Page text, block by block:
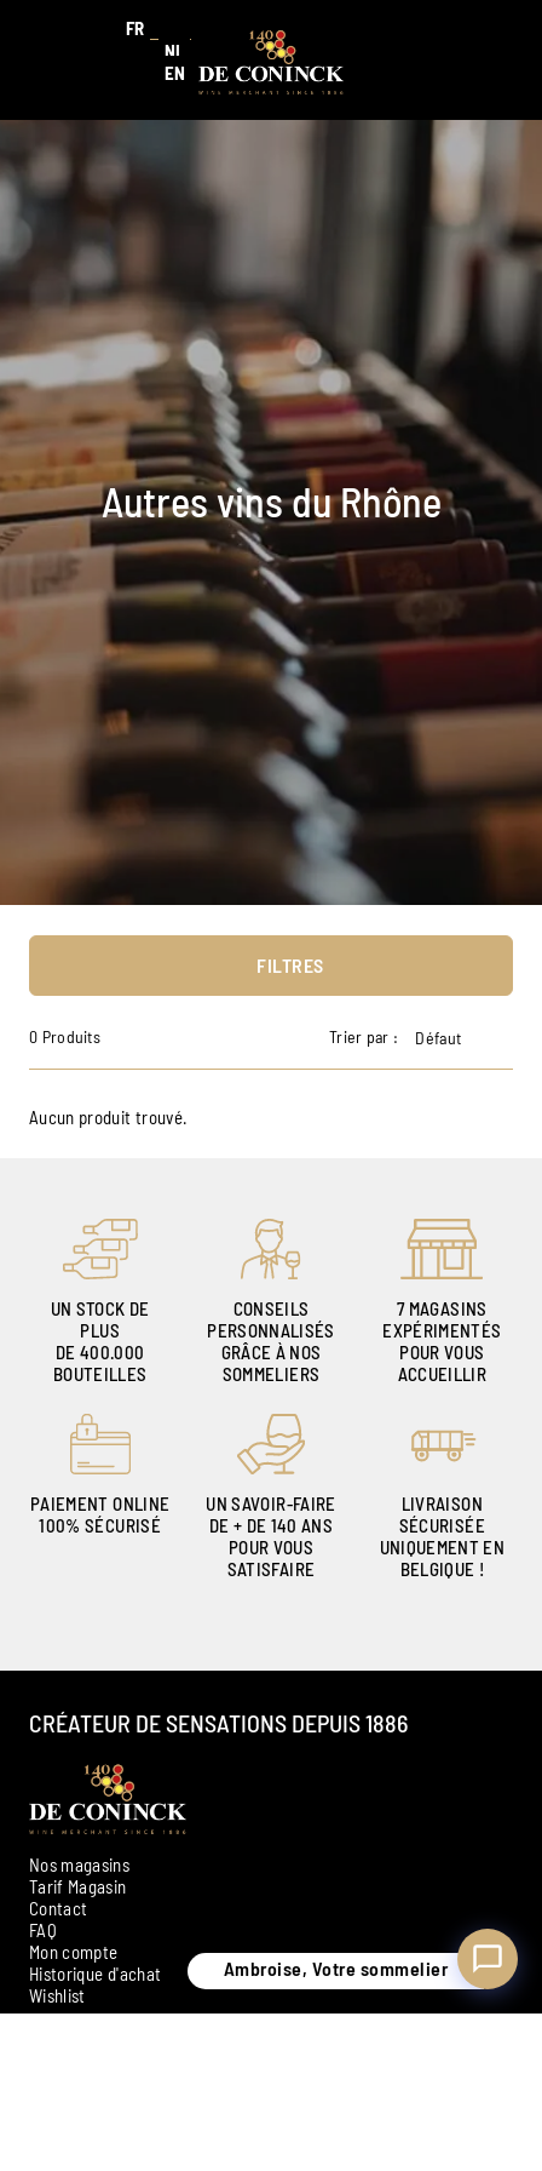
FR
NL
EN
Autres vins du Rhône
FILTRES
0 Produits Trier par : Défaut
Aucun produit trouvé.
UN STOCK DE
PLUS
DE 400.000
BOUTEILLES
CONSEILS
PERSONNALISÉS
GRÂCE À NOS
SOMMELIERS
7 MAGASINS
EXPÉRIMENTÉS
POUR VOUS
ACCUEILLIR
PAIEMENT ONLINE
100% SÉCURISÉ
UN SAVOIR-FAIRE
DE + DE 140 ANS
POUR VOUS
SATISFAIRE
LIVRAISON
SÉCURISÉE
UNIQUEMENT EN
BELGIQUE !
Nos magasins
Tarif Magasin
Contact
FAQ
Mon compte
Historique d'achat
Wishlist
CRÉATEUR DE SENSATIONS DEPUIS 1886
Ambroise, Votre sommelier